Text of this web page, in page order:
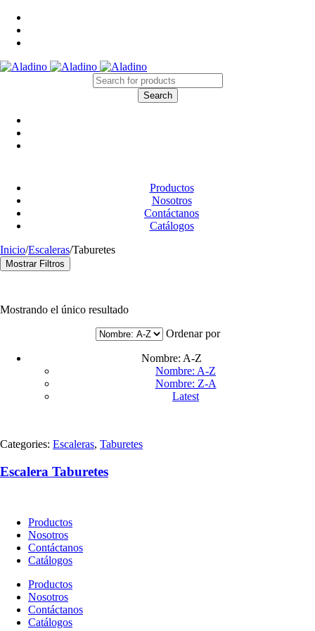
Productos
Nosotros
Contáctanos
Catálogos
Inicio/Escaleras/Taburetes
Cintas y Embalaje (17)
Escaleras(18)
Pinturas y Removedores(30)
Repuestos y Conexiones(36)
Selladores y Adhesivos(23)
Soldaduras y Abrasivos
(23)
Uncategorized
Uso
Accesorios
Capacidad de carga
Tipo
Tramos
Mostrar Filtros
Mostrando el único resultado
Ordenar por
Nombre: A-Z
Nombre: A-Z
Nombre: Z-A
Latest
Categories: Escaleras, Taburetes
Escalera Taburetes
Productos
Nosotros
Contáctanos
Catálogos
Productos
Nosotros
Contáctanos
Catálogos